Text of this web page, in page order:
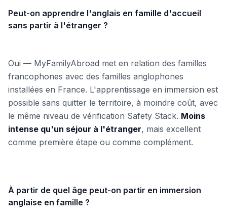
Peut-on apprendre l'anglais en famille d'accueil
sans partir à l'étranger ?
Oui — MyFamilyAbroad met en relation des familles
francophones avec des familles anglophones
installées en France. L'apprentissage en immersion est
possible sans quitter le territoire, à moindre coût, avec
le même niveau de vérification Safety Stack. Moins
intense qu'un séjour à l'étranger, mais excellent
comme première étape ou comme complément.
À partir de quel âge peut-on partir en immersion
anglaise en famille ?